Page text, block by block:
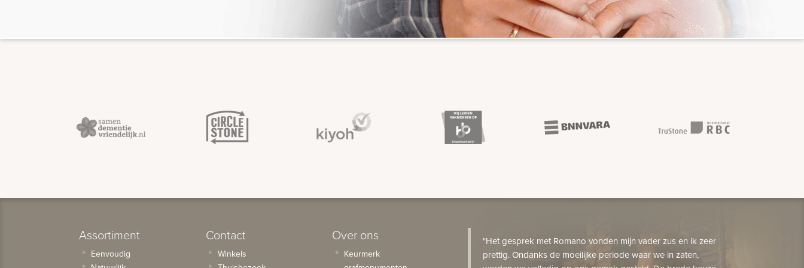
Assortiment
Eenvoudig
Contact
Winkels
Over ons
Keurmerk
"Het gesprek met Romano vonden mijn vader zus en ik zeer
prettig. Ondanks de moeilijke periode waar we in zaten,